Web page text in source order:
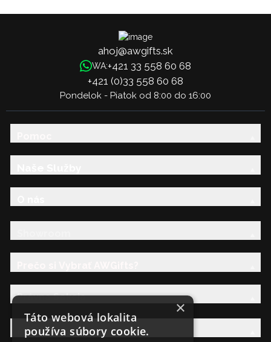
ahoj@awgifts.sk
WA:+421 33 558 60 68
+421 (0)33 558 60 68
Pondelok - Piatok od 8:00 do 16:00
Právna Sekcia
AW Rodina
×
Táto webová lokalita
používa súbory cookie.